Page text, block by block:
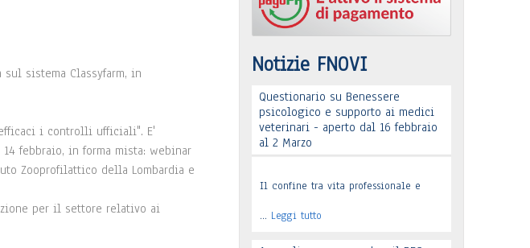
sistema Classyfarm, in
i controlli ufficiali". E'
febbraio, in forma mista: webinar
Zooprofilattico della Lombardia e
per il settore relativo ai
Notizie FNOVI
Questionario su Benessere
psicologico e supporto ai medici
veterinari - aperto dal 16 febbraio
al 2 Marzo
Il confine tra vita professionale e
… Leggi tutto